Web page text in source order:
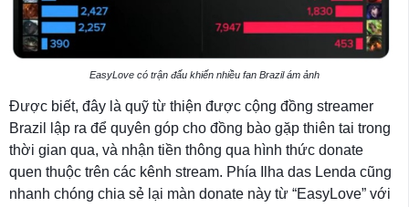
EasyLove có trận đấu khiến nhiều fan Brazil ám ảnh
Được biết, đây là quỹ từ thiện được cộng đồng streamer
Brazil lập ra để quyên góp cho đồng bào gặp thiên tai trong
thời gian qua, và nhận tiền thông qua hình thức donate
quen thuộc trên các kênh stream. Phía Ilha das Lenda cũng
nhanh chóng chia sẻ lại màn donate này từ “EasyLove” với